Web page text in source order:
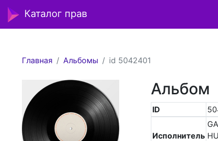
Каталог прав
Главная Альбомы id 5042401
Альбом
ID
Исполнитель